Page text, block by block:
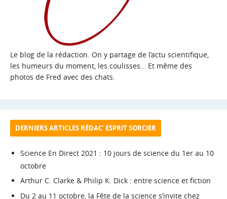
Le blog de la rédaction. On y partage de l’actu scientifique,
les humeurs du moment, les coulisses… Et même des
photos de Fred avec des chats.
DERNIERS ARTICLES RÉDAC’ ESPRIT SORCIER
Science En Direct 2021 : 10 jours de science du 1er au 10
octobre
Arthur C. Clarke & Philip K. Dick : entre science et fiction
Du 2 au 11 octobre, la Fête de la science s’invite chez